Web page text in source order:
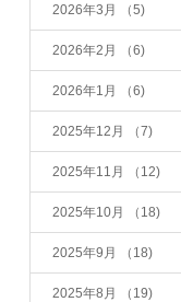
2026年3月 （5)
2026年2月 （6)
2026年1月 （6)
2025年12月 （7)
2025年11月 （12)
2025年10月 （18)
2025年9月 （18)
2025年8月 （19)